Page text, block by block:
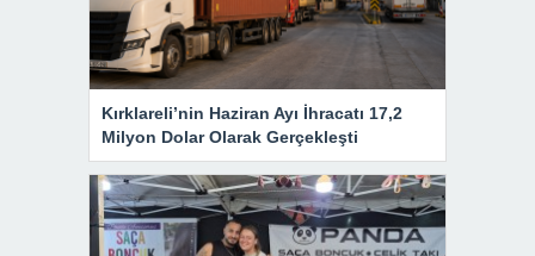
Kırklareli’nin Haziran Ayı İhracatı 17,2
Milyon Dolar Olarak Gerçekleşti